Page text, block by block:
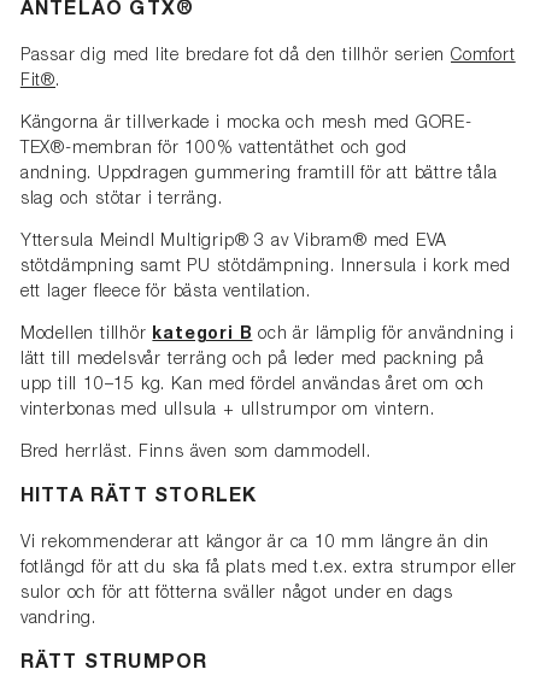
ANTELAO GTX®
Passar dig med lite bredare fot då den tillhör serien Comfort
Fit®.
Kängorna är tillverkade i mocka och mesh med GORE-
TEX®-membran för 100% vattentäthet och god
andning. Uppdragen gummering framtill för att bättre tåla
slag och stötar i terräng.
Yttersula Meindl Multigrip® 3 av Vibram® med EVA
stötdämpning samt PU stötdämpning. Innersula i kork med
ett lager fleece för bästa ventilation.
Modellen tillhör kategori B och är lämplig för användning i
lätt till medelsvår terräng och på leder med packning på
upp till 10–15 kg. Kan med fördel användas året om och
vinterbonas med ullsula + ullstrumpor om vintern.
Bred herrläst. Finns även som dammodell.
HITTA RÄTT STORLEK
Vi rekommenderar att kängor är ca 10 mm längre än din
fotlängd för att du ska få plats med t.ex. extra strumpor eller
sulor och för att fötterna sväller något under en dags
vandring.
RÄTT STRUMPOR